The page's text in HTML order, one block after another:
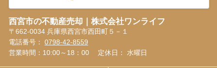
西宮市の不動産売却｜株式会社ワンライフ
〒662-0034 兵庫県西宮市西田町５－１
電話番号： 0798-42-8559
営業時間：10:00～18：00
定休日： 水曜日